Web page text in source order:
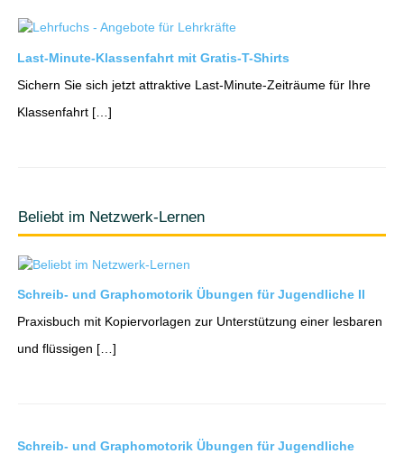
Last-Minute-Klassenfahrt mit Gratis-T-Shirts
Sichern Sie sich jetzt attraktive Last-Minute-Zeiträume für Ihre
Klassenfahrt […]
Beliebt im Netzwerk-Lernen
Schreib- und Graphomotorik Übungen für Jugendliche II
Praxisbuch mit Kopiervorlagen zur Unterstützung einer lesbaren
und flüssigen […]
Schreib- und Graphomotorik Übungen für Jugendliche